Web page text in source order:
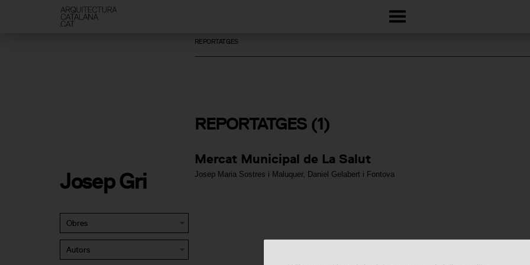
Obres
Autors
Josep Gri
REPORTATGES
REPORTATGES(1)
Mercat Municipal de La Salut
Josep Maria Sostres i Maluquer, Daniel Gelabert i Fontova